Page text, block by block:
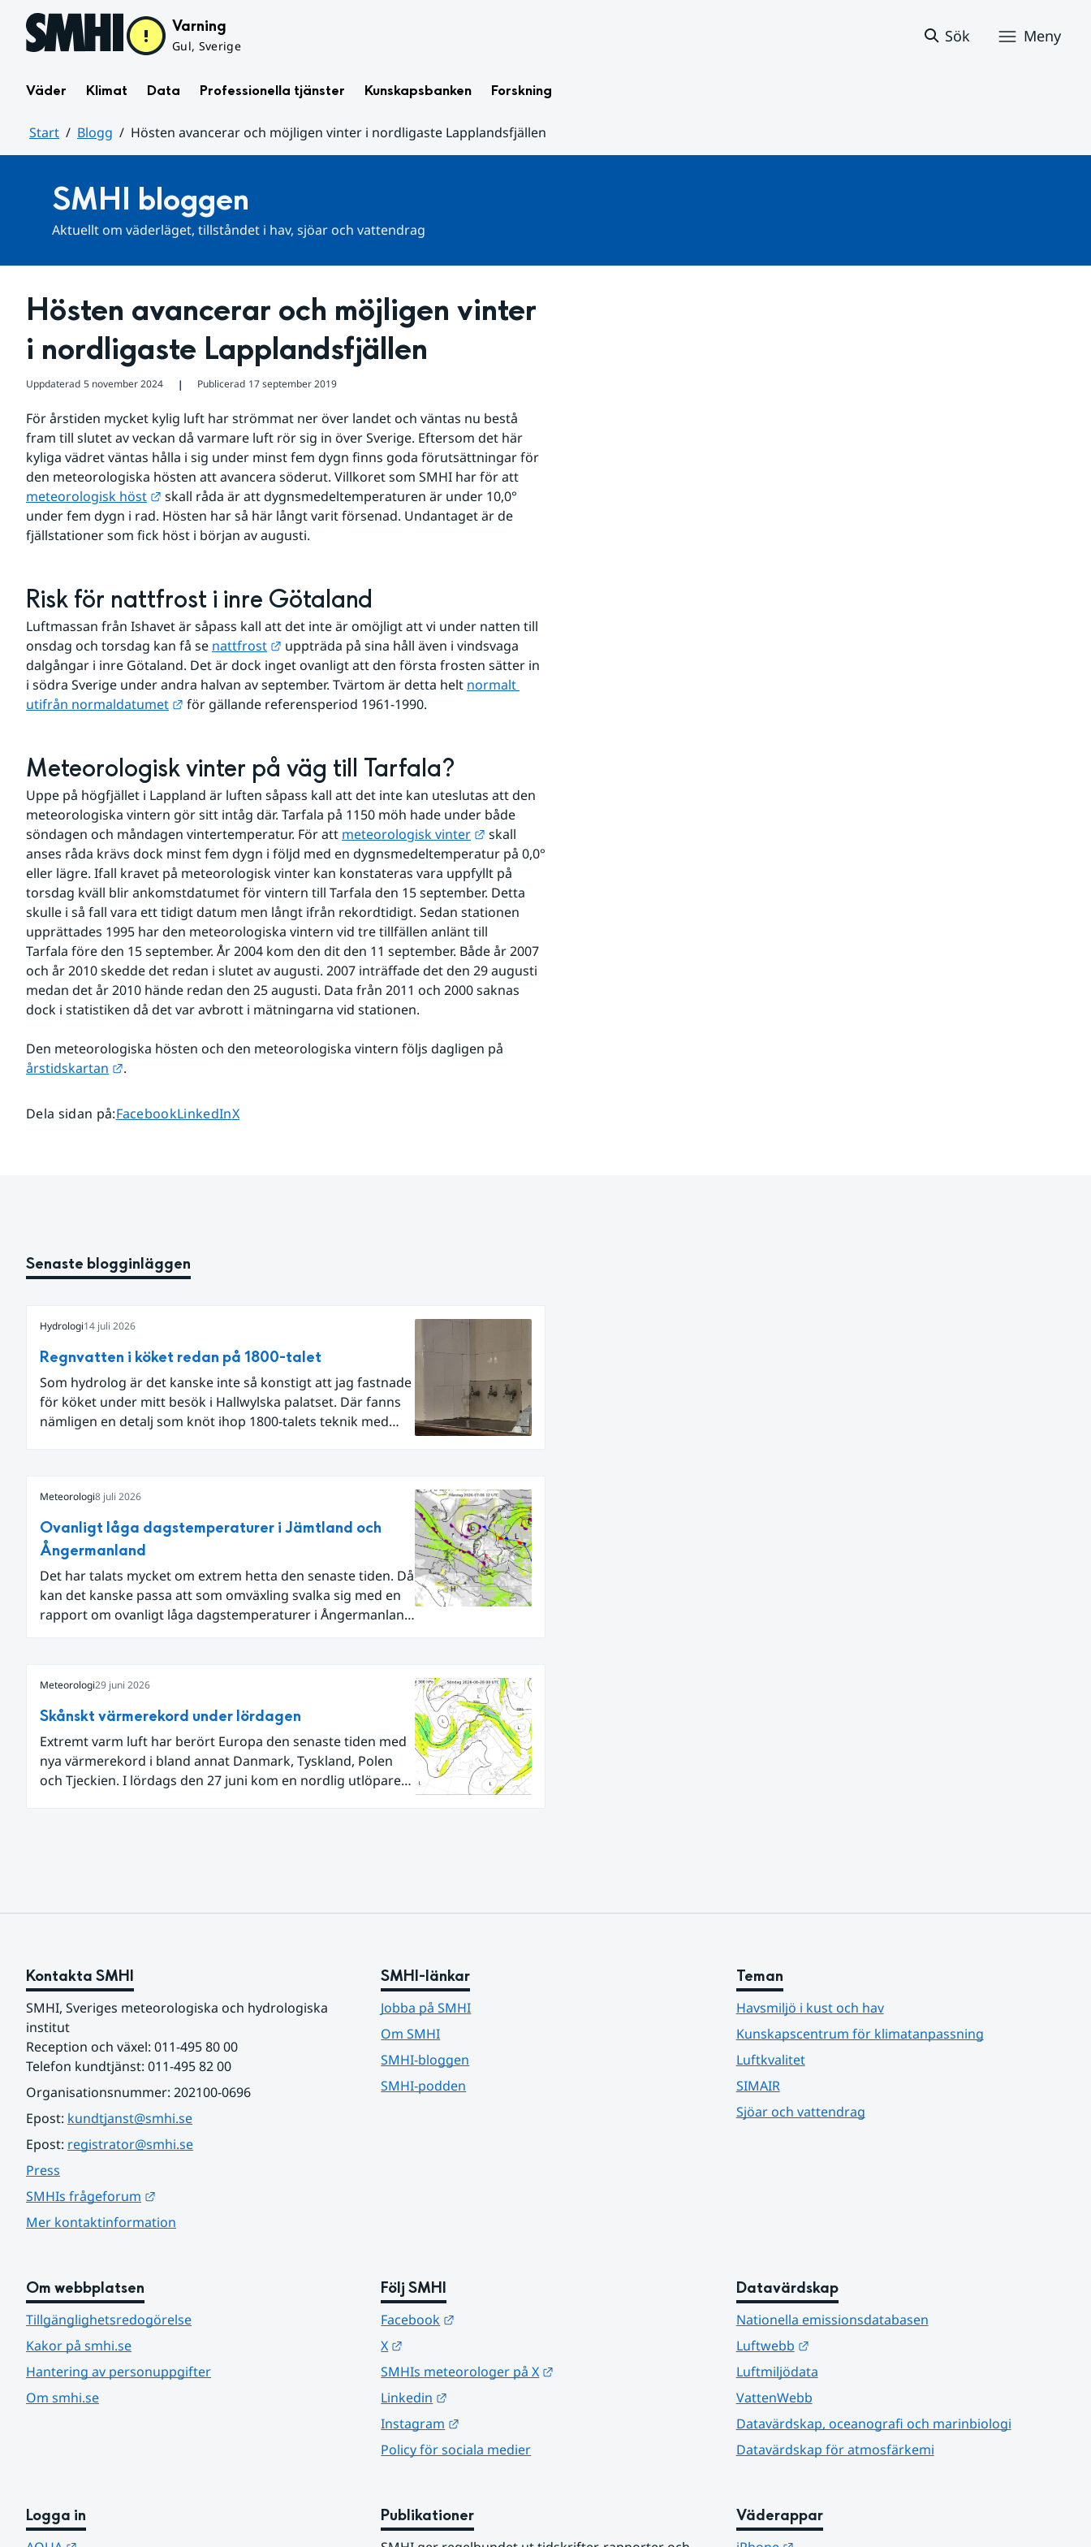
Hoppa till sidans innehåll Varning
Gul, Sverige
Sök Meny
Väder Klimat Data Professionella tjänster Kunskapsbanken Forskning
Start Blogg
Hösten avancerar och möjligen vinter i nordligaste Lapplandsfjällen
SMHI bloggen
Aktuellt om väderläget, tillståndet i hav, sjöar och vattendrag
Hösten avancerar och möjligen vinter
i nordligaste Lapplandsfjällen
Uppdaterad 5 november 2024 ❘ Publicerad 17 september 2019
För årstiden mycket kylig luft har strömmat ner över landet och väntas nu bestå
fram till slutet av veckan då varmare luft rör sig in över Sverige. Eftersom det här
kyliga vädret väntas hålla i sig under minst fem dygn finns goda förutsättningar för
meteorologisk höst
Länk till annan webbplats.
skall råda är att dygnsmedeltemperaturen är under 10,0°
under fem dygn i rad. Hösten har så här långt varit försenad. Undantaget är de
fjällstationer som fick höst i början av augusti.
Risk för nattfrost i inre Götaland
Luftmassan från Ishavet är såpass kall att det inte är omöjligt att vi under natten till
onsdag och torsdag kan få se nattfrost Länk till annan webbplats.
uppträda på sina håll även i vindsvaga
dalgångar i inre Götaland. Det är dock inget ovanligt att den första frosten sätter in
i södra Sverige under andra halvan av september. Tvärtom är detta helt normalt
utifrån normaldatumet
Länk till annan webbplats.
för gällande referensperiod 1961-1990.
Meteorologisk vinter på väg till Tarfala?
Uppe på högfjället i Lappland är luften såpass kall att det inte kan uteslutas att den
meteorologiska vintern gör sitt intåg där. Tarfala på 1150 möh hade under både
söndagen och måndagen vintertemperatur. För att meteorologisk vinter Länk till annan webbplats.
skall
anses råda krävs dock minst fem dygn i följd med en dygnsmedeltemperatur på 0,0°
eller lägre. Ifall kravet på meteorologisk vinter kan konstateras vara uppfyllt på
torsdag kväll blir ankomstdatumet för vintern till Tarfala den 15 september. Detta
skulle i så fall vara ett tidigt datum men långt ifrån rekordtidigt. Sedan stationen
upprättades 1995 har den meteorologiska vintern vid tre tillfällen anlänt till
Tarfala före den 15 september. År 2004 kom den dit den 11 september. Både år 2007
och år 2010 skedde det redan i slutet av augusti. 2007 inträffade det den 29 augusti
medan det år 2010 hände redan den 25 augusti. Data från 2011 och 2000 saknas
dock i statistiken då det var avbrott i mätningarna vid stationen.
årstidskartan
Länk till annan webbplats.
.
Dela sidan på:Dela sidan på
FacebookDela sidan på
LinkedInDela sidan på
X
Senaste blogginläggen
Hydrologi14 juli 2026
Regnvatten i köket redan på 1800-talet
Som hydrolog är det kanske inte så konstigt att jag fastnade
för köket under mitt besök i Hallwylska palatset. Där fanns
nämligen en detalj som knöt ihop 1800-talets teknik med
Meteorologi8 juli 2026
Ovanligt låga dagstemperaturer i Jämtland och
Ångermanland
Det har talats mycket om extrem hetta den senaste tiden. Då
kan det kanske passa att som omväxling svalka sig med en
rapport om ovanligt låga dagstemperaturer i Ångermanland
Meteorologi29 juni 2026
Skånskt värmerekord under lördagen
Extremt varm luft har berört Europa den senaste tiden med
nya värmerekord i bland annat Danmark, Tyskland, Polen
och Tjeckien. I lördags den 27 juni kom en nordlig utlöpare
Kontakta SMHI
SMHI, Sveriges meteorologiska och hydrologiska
institut
Reception och växel: 011-495 80 00
Telefon kundtjänst: 011-495 82 00
Organisationsnummer: 202100-0696
Epost: kundtjanst@smhi.se
Epost: registrator@smhi.se
Press
SMHIs frågeforum
Mer kontaktinformation
SMHI-länkar
Jobba på SMHI
Om SMHI
SMHI-bloggen
SMHI-podden
Teman
Havsmiljö i kust och hav
Kunskapscentrum för klimatanpassning
Luftkvalitet
SIMAIR
Sjöar och vattendrag
Om webbplatsen
Tillgänglighetsredogörelse
Kakor på smhi.se
Hantering av personuppgifter
Om smhi.se
Följ SMHI
Facebook
X
SMHIs meteorologer på X
Linkedin
Instagram
Policy för sociala medier
Datavärdskap
Nationella emissionsdatabasen
Luftwebb
Länk till annan webbplats.
Luftmiljödata
VattenWebb
Datavärdskap, oceanografi och marinbiologi
Datavärdskap för atmosfärkemi
Logga in Publikationer Väderappar